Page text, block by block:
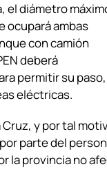
el diámetro
ocupará ambas
con camión
deberá
permitir su paso,
eléctricas.
y por tal
parte del
la provincia no